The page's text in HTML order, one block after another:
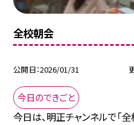
全校朝会
公開日 2026/01/31
今日のできごと
今日は、明正チャンネルで「